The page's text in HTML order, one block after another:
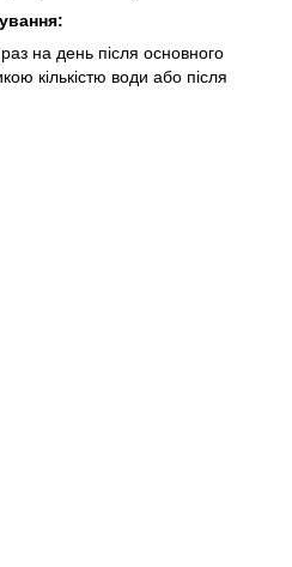
на день після основного
кількістю води або після